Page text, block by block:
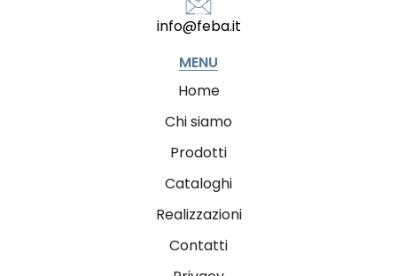
info@feba.it
MENU
Home
Chi siamo
Prodotti
Cataloghi
Realizzazioni
Contatti